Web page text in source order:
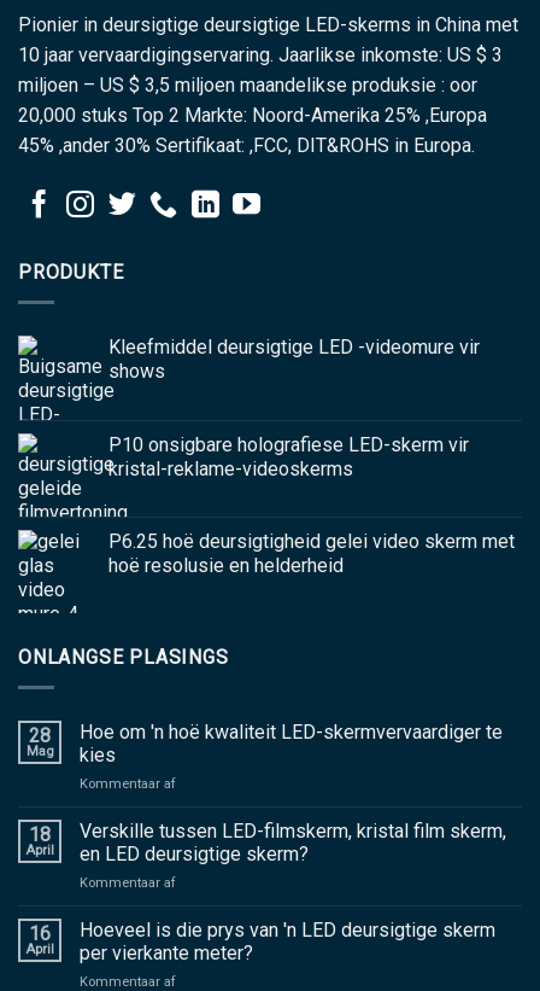
Pionier in deursigtige deursigtige LED-skerms in China met
10 jaar vervaardigingservaring. Jaarlikse inkomste: US $ 3
miljoen – US $ 3,5 miljoen maandelikse produksie : oor
20,000 stuks Top 2 Markte: Noord-Amerika 25% ,Europa
45% ,ander 30% Sertifikaat: ,FCC, DIT&ROHS in Europa.
PRODUKTE
Kleefmiddel deursigtige LED -videomure vir
shows
P10 onsigbare holografiese LED-skerm vir
kristal-reklame-videoskerms
P6.25 hoë deursigtigheid gelei video skerm met
hoë resolusie en helderheid
ONLANGSE PLASINGS
28
Mag
Hoe om 'n hoë kwaliteit LED-skermvervaardiger te
kies
Kommentaar afaan
hoë
skermvervaardiger
te
18
April
Verskille tussen LED-filmskerm, kristal film skerm,
en LED deursigtige skerm?
Kommentaar afaan
tussen
filmskerm,
16
April
Hoeveel is die prys van 'n LED deursigtige skerm
per vierkante meter?
Kommentaar afaan